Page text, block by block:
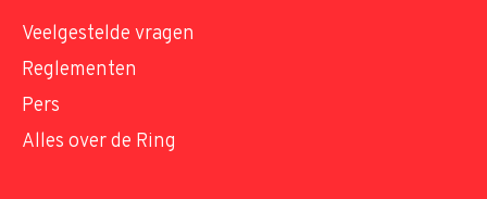
Veelgestelde vragen
Reglementen
Pers
Alles over de Ring